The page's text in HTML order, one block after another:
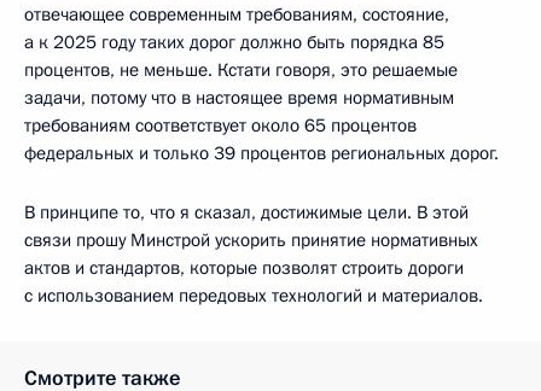
отвечающее современным требованиям, состояние,
а к 2025 году таких дорог должно быть порядка 85
процентов, не меньше. Кстати говоря, это решаемые
задачи, потому что в настоящее время нормативным
требованиям соответствует около 65 процентов
федеральных и только 39 процентов региональных дорог.
В принципе то, что я сказал, достижимые цели. В этой
связи прошу Минстрой ускорить принятие нормативных
актов и стандартов, которые позволят строить дороги
с использованием передовых технологий и материалов.
Смотрите также